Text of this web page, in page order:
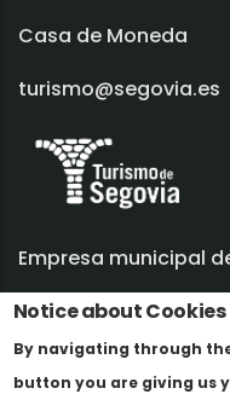
Notice about Cookies
By navigating through
button you are giving us
Casa de Moneda
turismo@segovia.es
Empresa municipal
Trabaja con nosotros
Informes y